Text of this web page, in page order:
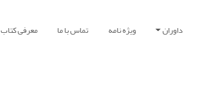
داوران ویژه نامه تماس با ما معرفی کتاب